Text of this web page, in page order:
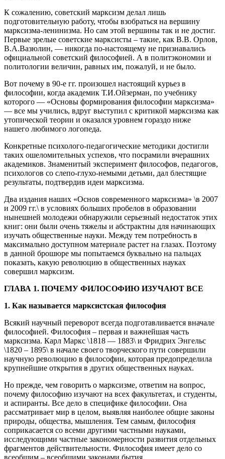
К сожалению, советский марксизм делал лишь
подготовительную работу, чтобы взобраться на вершину
марксизма-ленинизма. Но сам этой вершины так и не достиг.
Первые зрелые советские марксисты – такие, как В.В. Орлов,
В.А.Вазюлин, — никогда по-настоящему не признавались
официальной советский философией. А в политэкономии и
политологии величин, равных им, пожалуй, и не было.
Вот почему в 90-е гг. произошел настоящий курьез в
философии, когда академик Т.И.Ойзерман, по учебнику
которого — «Основы формирования философии марксизма»
— все мы учились, вдруг выступил с критикой марксизма как
утопической теории и оказался уровнем гораздо ниже
нашего любимого логопеда.
Конкретные психолого-педагогические методики достигли
таких ошеломительных успехов, что посрамили вчерашних
академиков. Знаменитый эксперимент философов, педагогов,
психологов со слепо-глухо-немыми детьми, дал блестящие
результаты, подтвердив идеи марксизма.
Два издания наших «Основ современного марксизма» \в 2007
и 2009 гг.\ в условиях больших пробелов в образовании
нынешней молодежи обнаружили серьезный недостаток этих
книг: они были очень тяжелы и абстрактны для начинающих
изучать общественные науки. Между тем потребность в
максимально доступном материале растет на глазах. Поэтому
в данной брошюре мы попытаемся буквально на пальцах
показать, какую революцию в общественных науках
совершил марксизм.
ГЛАВА 1. ПОЧЕМУ ФИЛОСОФИЮ ИЗУЧАЮТ ВСЕ
1. Как называется марксистская философия
Всякий научный переворот всегда подготавливается вначале
философией. Философия – первая и важнейшая часть
марксизма. Карл Маркс \1818 — 1883\ и Фридрих Энгельс
\1820 – 1895\ в начале своего творческого пути совершили
научную революцию в философии, которая предопределила
крупнейшие открытия в других общественных науках.
Но прежде, чем говорить о марксизме, ответим на вопрос,
почему философию изучают на всех факультетах, и студенты,
и аспиранты. Все дело в специфике философии. Она
рассматривает мир в целом, выявляя наиболее общие законы
природы, общества, мышления. Тем самым, философия
соприкасается со всеми другими частными науками,
исследующими частные закономерности развития отдельных
фрагментов действительности. Философия имеет дело со
всеобщим – всеобщими законами бытия.